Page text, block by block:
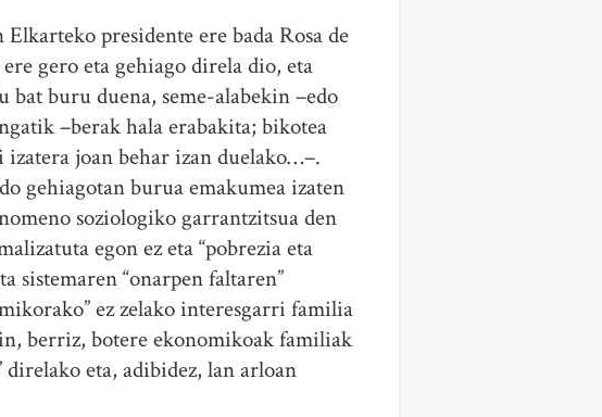
presidente ere bada Rosa de
gero eta gehiago direla dio, eta
bat buru duena, seme-alabekin –edo
–berak hala erabakita; bikotea
izatera joan behar izan duelako…–.
gehiagotan burua emakumea izaten
soziologiko garrantzitsua den
egon ez eta “pobrezia eta
sistemaren “onarpen faltaren”
ez zelako interesgarri familia
berriz, botere ekonomikoak familiak
direlako eta, adibidez, lan arloan